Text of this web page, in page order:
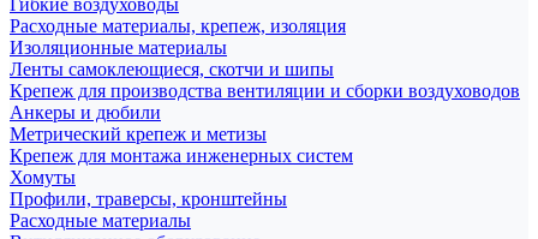
Гибкие воздуховоды
Расходные материалы, крепеж, изоляция
Изоляционные материалы
Ленты самоклеющиеся, скотчи и шипы
Крепеж для производства вентиляции и сборки воздуховодов
Анкеры и дюбили
Метрический крепеж и метизы
Крепеж для монтажа инженерных систем
Хомуты
Профили, траверсы, кронштейны
Расходные материалы